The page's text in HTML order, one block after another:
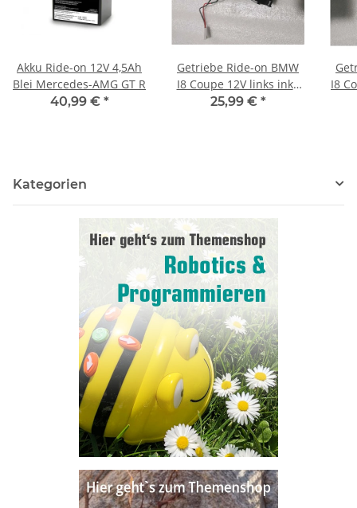
Akku Ride-on 12V 4,5Ah
Blei Mercedes-AMG GT R
40,99 € *
Getriebe Ride-on BMW
I8 Coupe 12V links inkl.
Motor
25,99 € *
I8
Kategorien